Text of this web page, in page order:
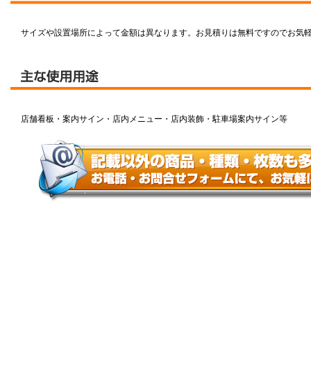
サイズや設置場所によって金額は異なります。お見積りは無料ですのでお気
店舗看板・案内サイン・店内メニュー・店内装飾・駐車場案内サイン等